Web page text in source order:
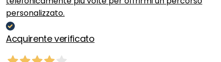
personalizzato.
Acquirente verificato